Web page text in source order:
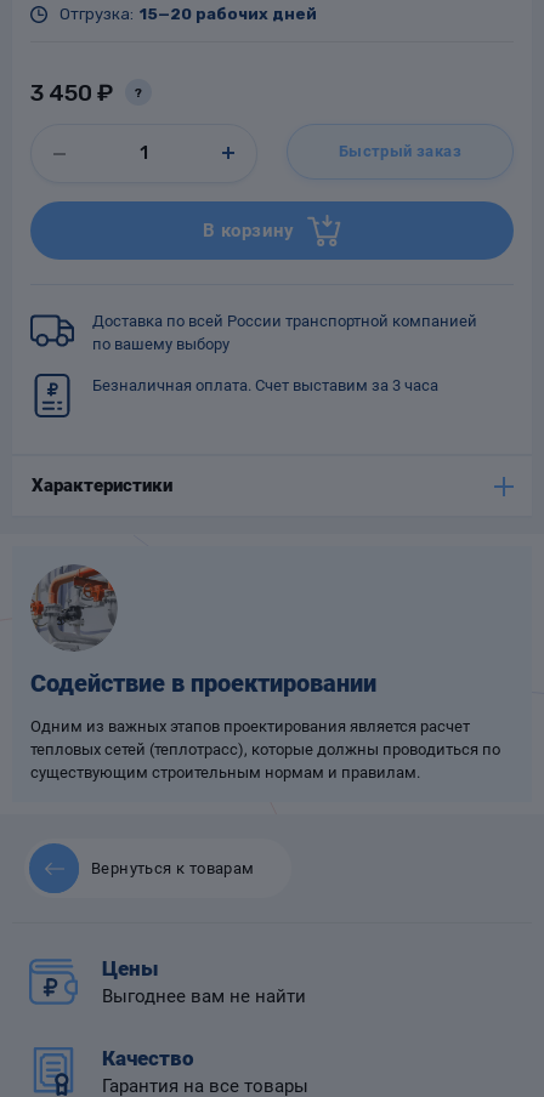
Отгрузка: 15—20 рабочих дней
3 450 ₽ ?
Быстрый заказ
В корзину
Доставка по всей России транспортной компанией
по вашему выбору
Безналичная оплата. Счет выставим за 3 часа
Характеристики
Содействие в проектировании
Одним из важных этапов проектирования является расчет
тепловых сетей (теплотрасс), которые должны проводиться по
существующим строительным нормам и правилам.
Вернуться к товарам
Цены
Выгоднее вам не найти
Качество
Гарантия на все товары
Компенсаторы